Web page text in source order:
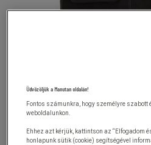
Üdvözöljük a Manutan oldalán!
Fontos számunkra, hogy személyre szabott
weboldalunkon.
Ehhez azt kérjük, kattintson az “Elfogadom
honlapunk sütik (cookie) segítségével